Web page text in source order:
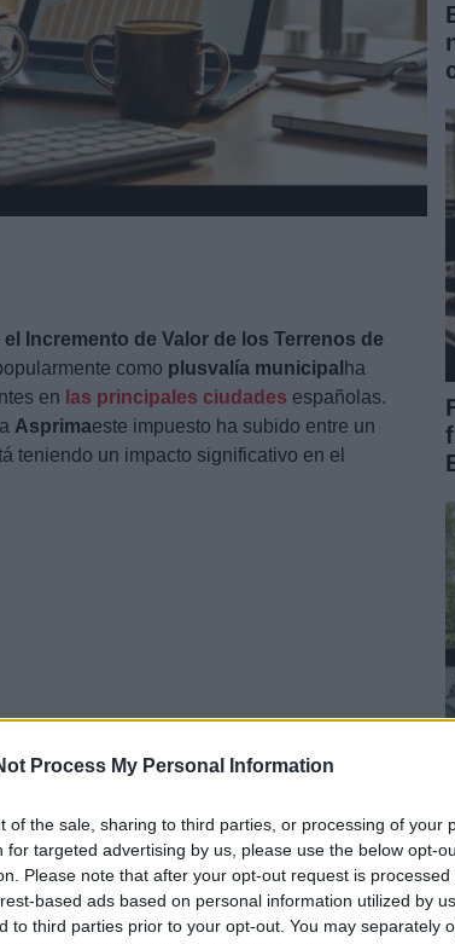
Process My Personal Information
of the sale, sharing to third parties, or processing of your
for targeted advertising by us, please use the below opt-
Please note that after your opt-out request is processed
based ads based on personal information utilized by
to third parties prior to your opt-out. You may separately
el Incremento de Valor de los Terrenos de
como plusvalía municipal ha
en las principales ciudades españolas.
Asprimaeste impuesto ha subido entre un
teniendo un impacto significativo en el